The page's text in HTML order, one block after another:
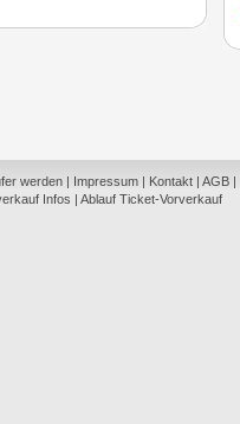
werden | Impressum | Kontakt | AGB |
Infos | Ablauf Ticket-Vorverkauf